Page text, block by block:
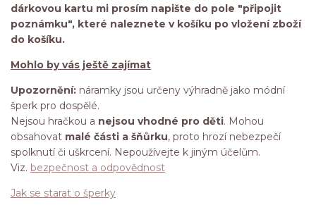
dárkovou kartu mi prosím napište do pole "připojit
poznámku", které naleznete v košíku po vložení zboží
do košíku.
Mohlo by vás ještě zajímat
Upozornění: náramky jsou určeny výhradně jako módní
šperk pro dospělé.
Nejsou hračkou a nejsou vhodné pro děti. Mohou
obsahovat malé části a šňůrku, proto hrozí nebezpečí
spolknutí či uškrcení. Nepoužívejte k jiným účelům.
Viz. bezpečnost a odpovědnost
Jak se starat o šperky